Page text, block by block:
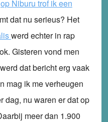
op Niburu trof ik een
dat nu serieus? Het
werd echter in rap
Gisteren vond men
dat bericht erg vaak
mag ik me verheugen
dag, nu waren er dat op
meer dan 1.900